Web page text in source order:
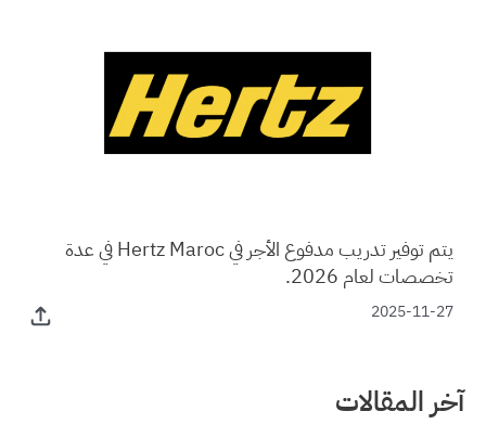
يتم توفير تدريب مدفوع الأجر في Hertz Maroc في عدة
تخصصات لعام 2026.
2025-11-27
آخر المقالات